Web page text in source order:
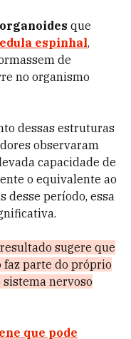
organoides que
espinhal,
de
no organismo
dessas estruturas
observaram
capacidade de
o equivalente ao
desse período, essa
sugere que
faz parte do próprio
nervoso
que pode